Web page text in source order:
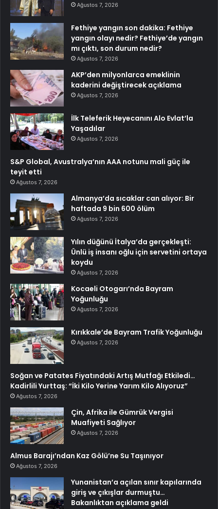
Ağustos 7, 2026
Fethiye yangın son dakika: Fethiye
yangın olayı nedir? Fethiye’de yangın
mı çıktı, son durum nedir?
Ağustos 7, 2026
AKP’den milyonlarca emeklinin
kaderini değiştirecek açıklama
Ağustos 7, 2026
İlk Teleferik Heyecanını Alo Evlat’la
Yaşadılar
Ağustos 7, 2026
S&P Global, Avustralya’nın AAA notunu mali güç ile
teyit etti
Ağustos 7, 2026
Almanya’da sıcaklar can alıyor: Bir
haftada 9 bin 600 ölüm
Ağustos 7, 2026
Yılın düğünü İtalya’da gerçekleşti:
Ünlü iş insanı oğlu için servetini ortaya
koydu
Ağustos 7, 2026
Kocaeli Otogarı’nda Bayram
Yoğunluğu
Ağustos 7, 2026
Kırıkkale’de Bayram Trafik Yoğunluğu
Ağustos 7, 2026
Soğan ve Patates Fiyatındaki Artış Mutfağı Etkiledi…
Kadirlili Yurttaş: “İki Kilo Yerine Yarım Kilo Alıyoruz”
Ağustos 7, 2026
Çin, Afrika ile Gümrük Vergisi
Muafiyeti Sağlıyor
Ağustos 7, 2026
Almus Barajı’ndan Kaz Gölü’ne Su Taşınıyor
Ağustos 7, 2026
Yunanistan’a açılan sınır kapılarında
giriş ve çıkışlar durmuştu…
Bakanlıktan açıklama geldi